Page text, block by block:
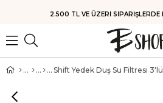
HIZLI KARGO
Shift Yedek Duş Su Filtresi 3'lü